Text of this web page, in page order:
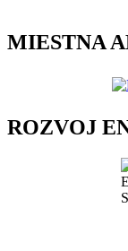
MIESTNA
ROZVOJ